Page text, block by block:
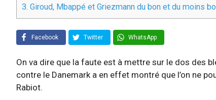
3. Giroud, Mbappé et Griezmann du bon et du moins
Facebook Twitter WhatsApp
On va dire que la faute est à mettre sur le dos des
contre le Danemark a en effet montré que l’on ne
Rabiot.